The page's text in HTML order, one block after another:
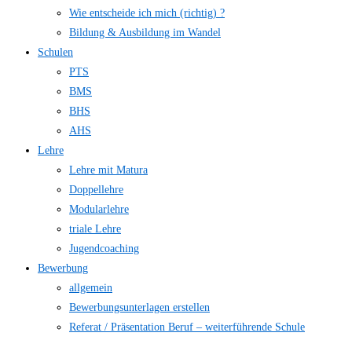
Wie entscheide ich mich (richtig) ?
Bildung & Ausbildung im Wandel
Schulen
PTS
BMS
BHS
AHS
Lehre
Lehre mit Matura
Doppellehre
Modularlehre
triale Lehre
Jugendcoaching
Bewerbung
allgemein
Bewerbungsunterlagen erstellen
Referat / Präsentation Beruf – weiterführende Schule